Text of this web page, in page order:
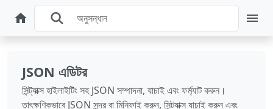
JSON এডিটর
সিন্ট্যাক্স হাইলাইটিং সহ JSON সম্পাদনা, যাচাই এবং ফর্ম্যাট করুন।
তাৎক্ষণিকভাবে JSON সুন্দর বা মিনিফাই করুন, সিন্ট্যাক্স যাচাই করুন এবং